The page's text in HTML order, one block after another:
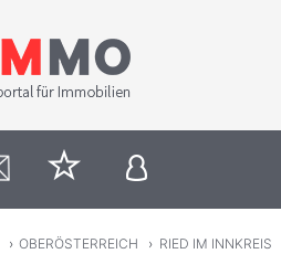
› OBERÖSTERREICH › RIED IM INNKREIS